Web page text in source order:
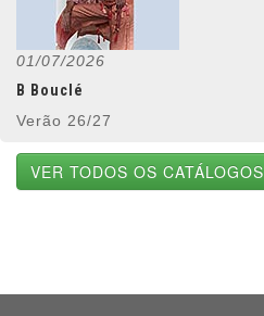
01/07/2026
B Bouclé
Verão 26/27
VER TODOS OS CATÁLOGOS